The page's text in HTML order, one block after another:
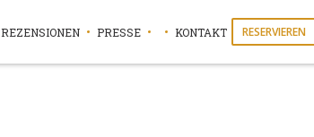
REZENSIONEN PRESSE
((ÖFFNET EIN NEUES
KONTAKT RESERVIEREN